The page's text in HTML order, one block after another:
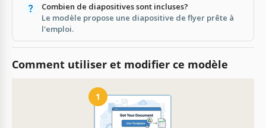
Combien de diapositives sont incluses?
Le modèle propose une diapositive de flyer prête à
l'emploi.
Comment utiliser et modifier ce modèle
1